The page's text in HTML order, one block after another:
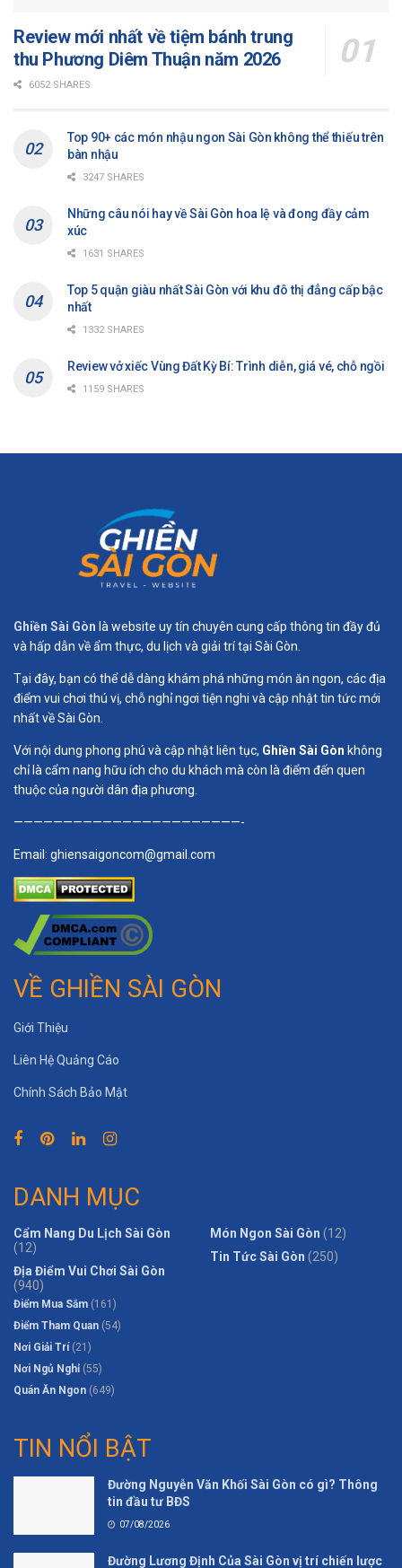
Review mới nhất về tiệm bánh trung
thu Phương Diêm Thuận năm 2026
6052 SHARES
Top 90+ các món nhậu ngon Sài Gòn không thể thiếu trên
bàn nhậu
3247 SHARES
Những câu nói hay về Sài Gòn hoa lệ và đong đầy cảm
xúc
1631 SHARES
Top 5 quận giàu nhất Sài Gòn với khu đô thị đẳng cấp bậc
nhất
1332 SHARES
Review vở xiếc Vùng Đất Kỳ Bí: Trình diễn, giá vé, chỗ ngồi
1159 SHARES
Ghiền Sài Gòn là website uy tín chuyên cung cấp thông tin đầy đủ
và hấp dẫn về ẩm thực, du lịch và giải trí tại Sài Gòn.
Tại đây, bạn có thể dễ dàng khám phá những món ăn ngon, các địa
điểm vui chơi thú vị, chỗ nghỉ ngơi tiện nghi và cập nhật tin tức mới
nhất về Sài Gòn.
Với nội dung phong phú và cập nhật liên tục, Ghiền Sài Gòn không
chỉ là cẩm nang hữu ích cho du khách mà còn là điểm đến quen
thuộc của người dân địa phương.
———————————————————————-
Email: ghiensaigoncom@gmail.com
VỀ GHIỀN SÀI GÒN
Giới Thiệu
Liên Hệ Quảng Cáo
Chính Sách Bảo Mật
DANH MỤC
Cẩm Nang Du Lịch Sài Gòn
(12)
Địa Điểm Vui Chơi Sài Gòn
(940)
Điểm Mua Sắm (161)
Điểm Tham Quan (54)
Nơi Giải Trí(21)
Nơi Ngủ Nghỉ (55)
Quán Ăn Ngon (649)
Món Ngon Sài Gòn (12)
Tin Tức Sài Gòn (250)
TIN NỔI BẬT
Đường Nguyễn Văn Khối Sài Gòn có gì? Thông
tin đầu tư BĐS
07/08/2026
Đường Lương Định Của Sài Gòn vị trí chiến lược